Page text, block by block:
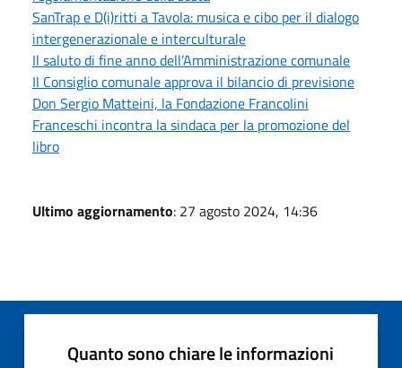
SanTrap e D(i)ritti a Tavola: musica e cibo per il dialogo
intergenerazionale e interculturale
Il saluto di fine anno dell’Amministrazione comunale
Il Consiglio comunale approva il bilancio di previsione
Don Sergio Matteini, la Fondazione Francolini
Franceschi incontra la sindaca per la promozione del
libro
Ultimo aggiornamento: 27 agosto 2024, 14:36
Quanto sono chiare le informazioni